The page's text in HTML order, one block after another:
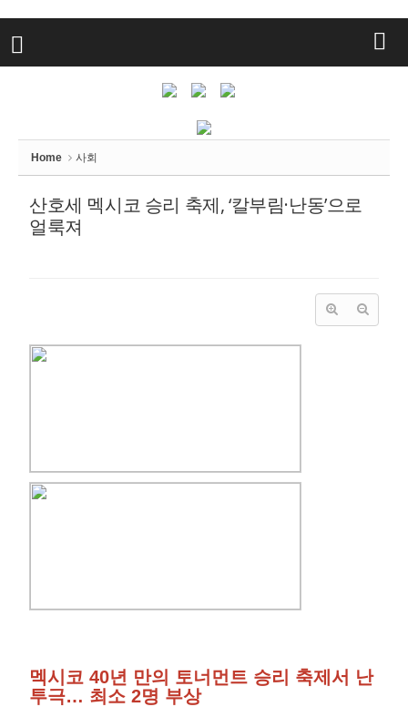
Home 사회
산호세 멕시코 승리 축제, ‘칼부림·난동’으로
얼룩져
멕시코 40년 만의 토너먼트 승리 축제서 난
투극… 최소 2명 부상